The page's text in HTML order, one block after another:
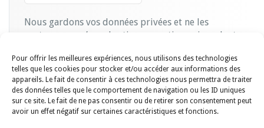
Pour offrir les meilleures expériences, nous utilisons des technologies
telles que les cookies pour stocker et/ou accéder aux informations des
appareils. Le fait de consentir à ces technologies nous permettra de traiter
des données telles que le comportement de navigation ou les ID uniques
sur ce site. Le fait de ne pas consentir ou de retirer son consentement peut
avoir un effet négatif sur certaines caractéristiques et fonctions.
Nous gardons vos données privées et ne les
partageons qu’avec les tierces parties qui rendent ce
confidentialité.